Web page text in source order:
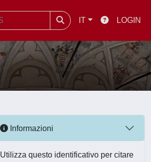
IT LOGIN
Informazioni
Utilizza questo identificativo per citare